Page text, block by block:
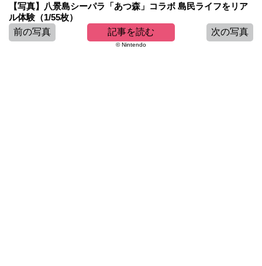
【写真】八景島シーパラ「あつ森」コラボ 島民ライフをリア
ル体験（1/55枚）
前の写真
記事を読む 次の写真
© Nintendo